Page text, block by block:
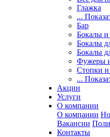
Глажка
...
Бар
Бокалы и
Бокалы
Бокалы
Фужеры
Стопки
...
Акции
Услуги
О компании
О компании
Вакансии
Контакты